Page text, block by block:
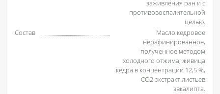
заживления ран и с
противовоспалительной
целью.
Состав
Масло кедровое
нерафинированное,
полученное методом
холодного отжима, живица
кедра в концентрации 12,5 %,
СО2-экстракт листьев
эвкалипта.